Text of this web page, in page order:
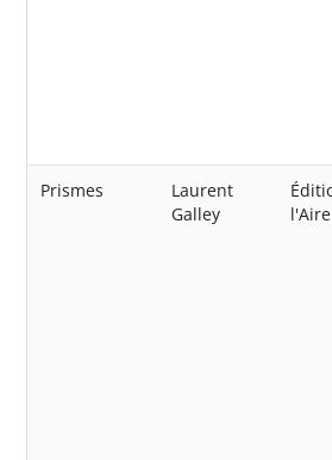
Prismes
Laurent
Galley
l'Aire